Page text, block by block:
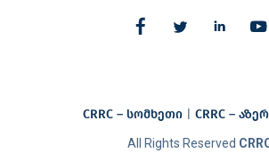
All Rights Reserved
CRRC – სომხეთი| CRRC –